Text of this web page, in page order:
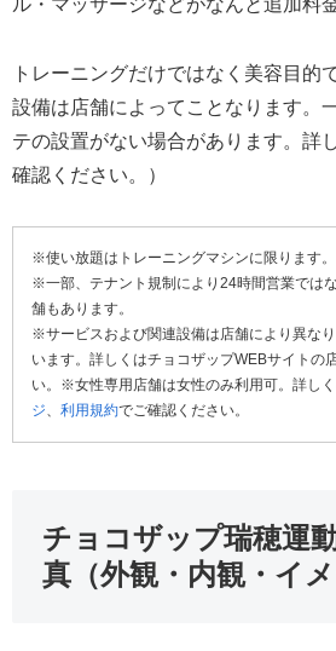
トレーニングだけではなく美容目的
設備は店舗によってことなります。
テの設置がない場合があります。詳
確認ください。）
※使い放題はトレーニングマシンに限ります。
※一部、テナント規制により24時間営業では
舗もあります。
※サービスおよび関連設備は店舗により異な
います。詳しくはチョコザップWEBサイトの
い。※女性専用店舗は女性のみ利用可。詳し
ジ、 利用規約でご確認ください。
チョコザップ瑞穂運
真（外観・内観・イメ